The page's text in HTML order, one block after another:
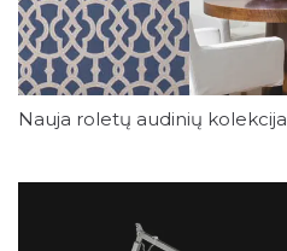
Nauja roletų audinių kolekcija